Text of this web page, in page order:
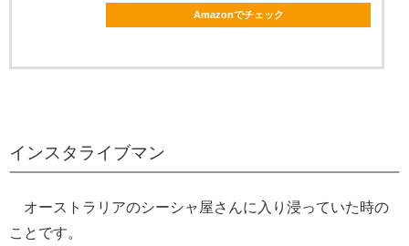
Amazonでチェック
インスタライブマン
オーストラリアのシーシャ屋さんに入り浸っていた時の
ことです。